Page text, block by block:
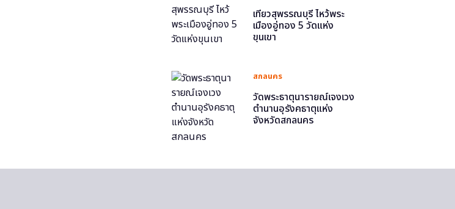
เที่ยวสุพรรณบุรี ไหว้พระ
เมืองอู่ทอง 5 วัดแห่ง
ขุนเขา
สกลนคร
วัดพระธาตุนารายณ์เจงเวง
ตำนานอุรังคธาตุแห่ง
จังหวัดสกลนคร